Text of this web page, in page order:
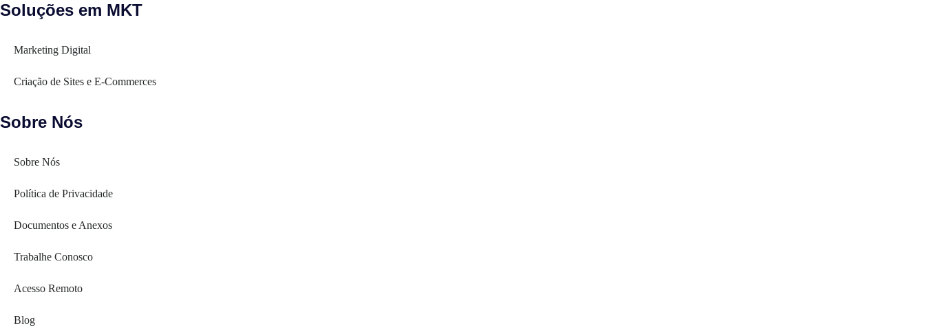
Soluções em MKT
Marketing Digital
Criação de Sites e E-Commerces
Sobre Nós
Sobre Nós
Política de Privacidade
Documentos e Anexos
Trabalhe Conosco
Acesso Remoto
Blog